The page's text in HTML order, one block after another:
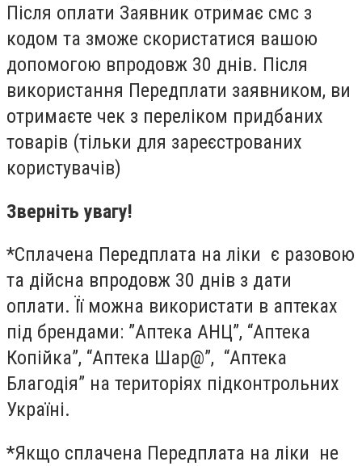
Після оплати Заявник отримає смс з
кодом та зможе скористатися вашою
допомогою впродовж 30 днів. Після
використання Передплати заявником, ви
отримаєте чек з переліком придбаних
товарів (тільки для зареєстрованих
користувачів)
Зверніть увагу!
*Сплачена Передплата на ліки є разовою
та дійсна впродовж 30 днів з дати
оплати. Її можна використати в аптеках
під брендами: ”Аптека АНЦ”, “Аптека
Копійка”, “Аптека Шар@”, “Аптека
Благодія” на територіях підконтрольних
Україні.
*Якщо сплачена Передплата на ліки не